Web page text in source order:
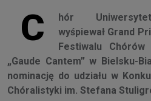
C
hór
wyśpiewał Grand
Festiwalu
„Gaude Cantem” w Bielsku-
nominację do udziału w
Chóralistyki im. Stefana